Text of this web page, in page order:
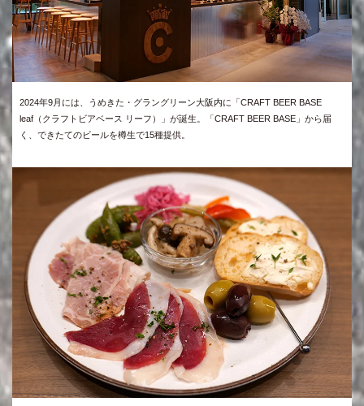
2024年9月には、うめきた・グラングリーン大阪内に「CRAFT BEER BASE
leaf（クラフトビアベース リーフ）」が誕生。「CRAFT BEER BASE」から届
く、できたてのビールを樽生で15種提供。